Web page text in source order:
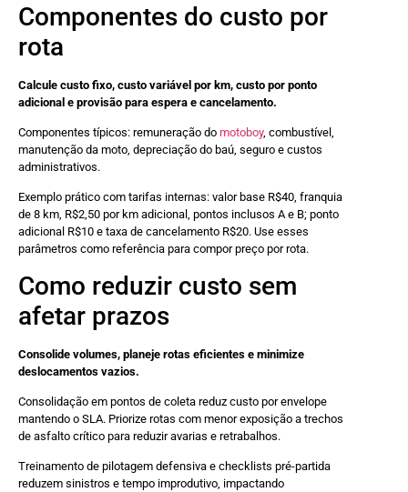
Componentes do custo por
rota
Calcule custo fixo, custo variável por km, custo por ponto
adicional e provisão para espera e cancelamento.
Componentes típicos: remuneração do motoboy, combustível,
manutenção da moto, depreciação do baú, seguro e custos
administrativos.
Exemplo prático com tarifas internas: valor base R$40, franquia
de 8 km, R$2,50 por km adicional, pontos inclusos A e B; ponto
adicional R$10 e taxa de cancelamento R$20. Use esses
parâmetros como referência para compor preço por rota.
Como reduzir custo sem
afetar prazos
Consolide volumes, planeje rotas eficientes e minimize
deslocamentos vazios.
Consolidação em pontos de coleta reduz custo por envelope
mantendo o SLA. Priorize rotas com menor exposição a trechos
de asfalto crítico para reduzir avarias e retrabalhos.
Treinamento de pilotagem defensiva e checklists pré-partida
reduzem sinistros e tempo improdutivo, impactando